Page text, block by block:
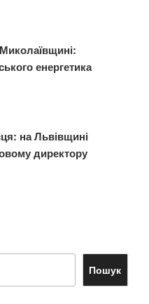
енергетика
на Львівщині
директору
Пошук